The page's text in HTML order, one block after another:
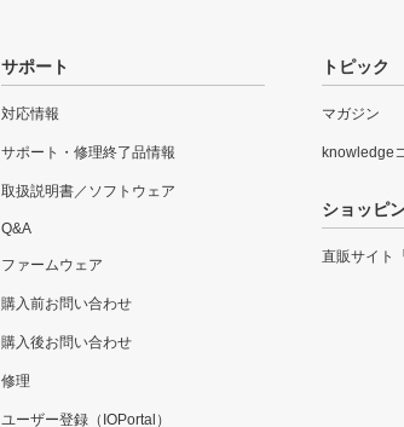
サポート
対応情報
サポート・修理終了品情報
取扱説明書／ソフトウェア
Q&A
ファームウェア
購入前お問い合わせ
購入後お問い合わせ
修理
ユーザー登録（IOPortal）
トピック
マガジン
knowledge
ショッピ
直販サイト